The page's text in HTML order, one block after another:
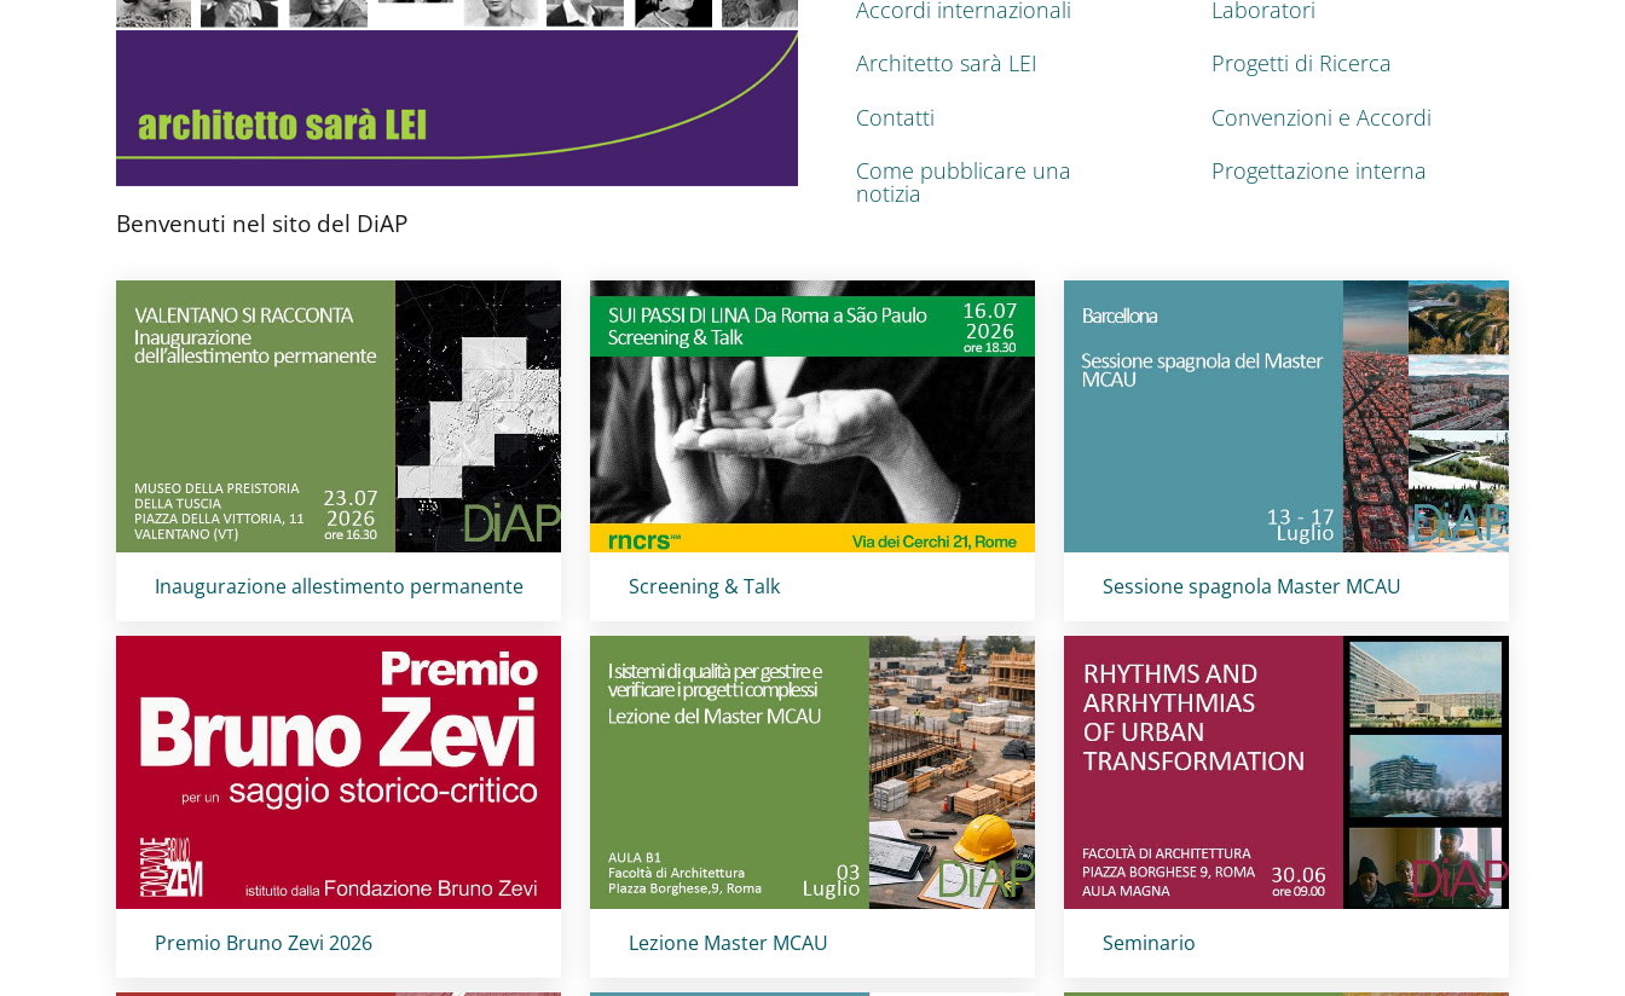
Benvenuti nel sito del DiAP
Accordi internazionali
Architetto sarà LEI
Contatti
Come pubblicare una
notizia
Laboratori
Progetti di Ricerca
Convenzioni e Accordi
Progettazione interna
Titolo card:
Inaugurazione allestimento permanente Titolo card:
Screening & Talk Titolo card:
Sessione spagnola Master MCAU
Titolo card:
Premio Bruno Zevi 2026 Titolo card:
Lezione Master MCAU Titolo card
Seminario